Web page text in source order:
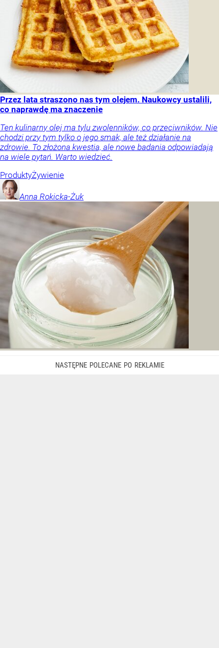
Przez lata straszono nas tym olejem. Naukowcy ustalili,
co naprawdę ma znaczenie
Ten kulinarny olej ma tylu zwolenników, co przeciwników. Nie
chodzi przy tym tylko o jego smak, ale też działanie na
zdrowie. To złożona kwestia, ale nowe badania odpowiadają
na wiele pytań. Warto wiedzieć.
ProduktyŻywienie
Anna Rokicka-Żuk